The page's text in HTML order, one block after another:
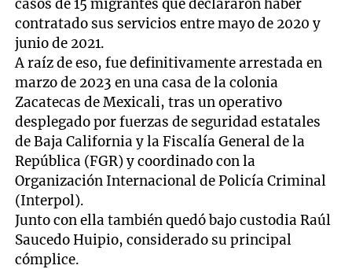
casos de 15 migrantes que declararon haber
contratado sus servicios entre mayo de 2020 y
junio de 2021.
A raíz de eso, fue definitivamente arrestada en
marzo de 2023 en una casa de la colonia
Zacatecas de Mexicali, tras un operativo
desplegado por fuerzas de seguridad estatales
de Baja California y la Fiscalía General de la
República (FGR) y coordinado con la
Organización Internacional de Policía Criminal
(Interpol).
Junto con ella también quedó bajo custodia Raúl
Saucedo Huipio, considerado su principal
cómplice.